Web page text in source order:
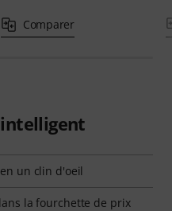
Comparer
un clin d'oeil
la fourchette de prix